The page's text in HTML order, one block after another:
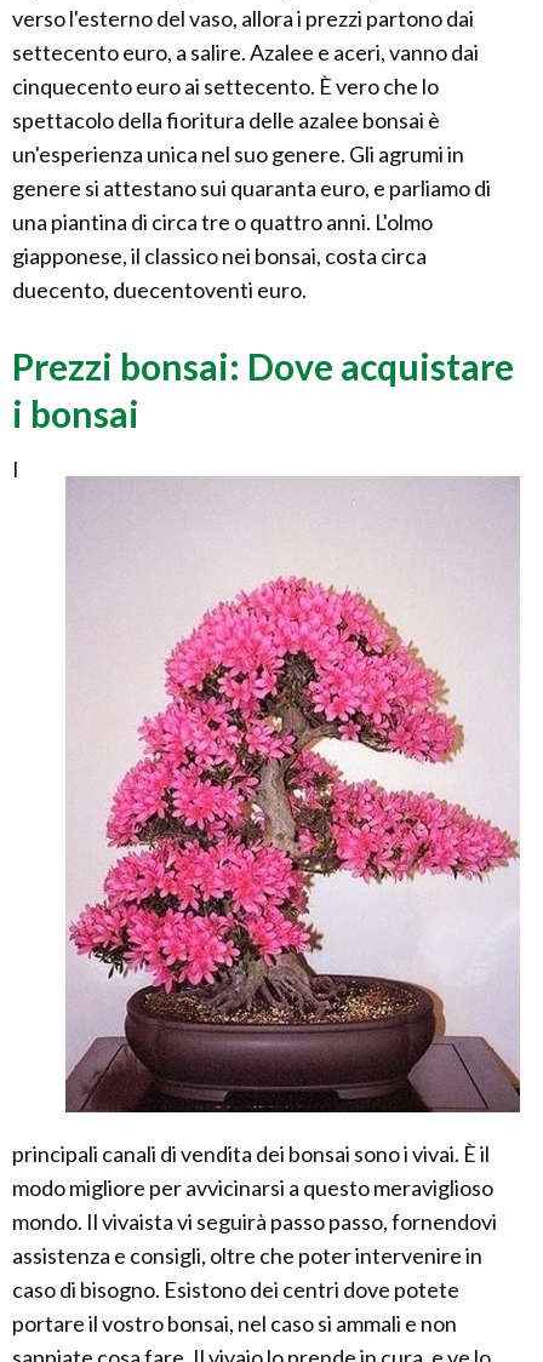
verso l'esterno del vaso, allora i prezzi partono dai
settecento euro, a salire. Azalee e aceri, vanno dai
cinquecento euro ai settecento. È vero che lo
spettacolo della fioritura delle azalee bonsai è
un'esperienza unica nel suo genere. Gli agrumi in
genere si attestano sui quaranta euro, e parliamo di
una piantina di circa tre o quattro anni. L'olmo
giapponese, il classico nei bonsai, costa circa
duecento, duecentoventi euro.
Prezzi bonsai: Dove acquistare
i bonsai
I
principali canali di vendita dei bonsai sono i vivai. È il
modo migliore per avvicinarsi a questo meraviglioso
mondo. Il vivaista vi seguirà passo passo, fornendovi
assistenza e consigli, oltre che poter intervenire in
caso di bisogno. Esistono dei centri dove potete
portare il vostro bonsai, nel caso si ammali e non